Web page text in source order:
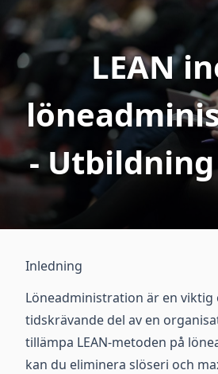
LEAN
-
Inledning
Löneadministration är en viktig
tidskrävande del av en
tillämpa LEAN-metoden på
kan du eliminera slöseri och